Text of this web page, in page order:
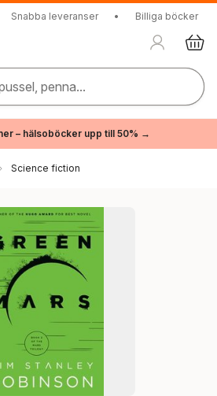
Snabba leveranser • Billiga böcker
penna...
– hälsoböcker upp till 50% →
Science fiction